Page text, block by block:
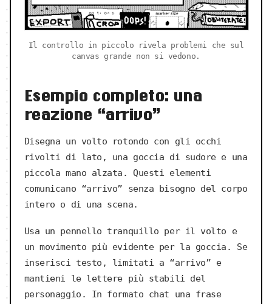
Il controllo in piccolo rivela problemi che sul
canvas grande non si vedono.
Esempio completo: una
reazione “arrivo”
Disegna un volto rotondo con gli occhi
rivolti di lato, una goccia di sudore e una
piccola mano alzata. Questi elementi
comunicano “arrivo” senza bisogno del corpo
intero o di una scena.
Usa un pennello tranquillo per il volto e
un movimento più evidente per la goccia. Se
inserisci testo, limitati a “arrivo” e
mantieni le lettere più stabili del
personaggio. In formato chat una frase